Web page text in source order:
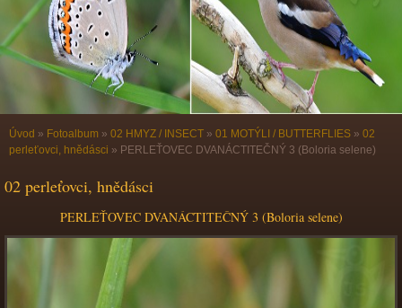
Úvod » Fotoalbum » 02 HMYZ / INSECT » 01 MOTÝLI / BUTTERFLIES » 02
perleťovci, hnědásci » PERLEŤOVEC DVANÁCTITEČNÝ 3 (Boloria selene)
02 perleťovci, hnědásci
PERLEŤOVEC DVANÁCTITEČNÝ 3 (Boloria selene)